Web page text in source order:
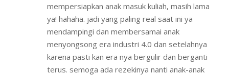
mempersiapkan anak masuk kuliah, masih lama
ya! hahaha. jadi yang paling real saat ini ya
mendampingi dan membersamai anak
menyongsong era industri 4.0 dan setelahnya
karena pasti kan era nya bergulir dan berganti
terus. semoga ada rezekinya nanti anak-anak